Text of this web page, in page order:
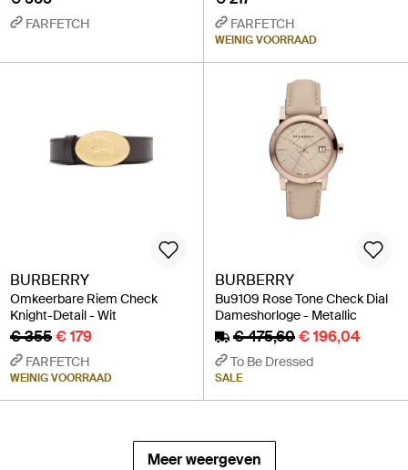
FARFETCH FARFETCH
WEINIG VOORRAAD
BURBERRY
Omkeerbare Riem Check
Knight-Detail - Wit
€ 355€ 179
FARFETCH
WEINIG VOORRAAD
BURBERRY
Bu9109 Rose Tone Check Dial
Dameshorloge - Metallic
€ 475,60€ 196,04
To Be Dressed
SALE
Meer weergeven